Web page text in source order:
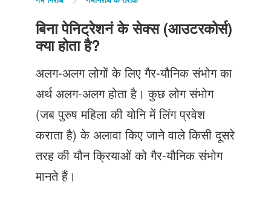
Just Poocho
संपर्क करें
बिना पेनिट्रेशनं के सेक्स (आउटरकोर्स)
क्या होता है?
अलग-अलग लोगों के लिए गैर-यौनिक संभोग का
अर्थ अलग-अलग होता है। कुछ लोग संभोग
(जब पुरुष महिला की योनि में लिंग प्रवेश
कराता है) के अलावा किए जाने वाले किसी दूसरे
तरह की यौन क्रियाओं को गैर-यौनिक संभोग
मानते हैं।